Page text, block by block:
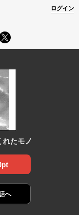
ログイン
たモノ
へ